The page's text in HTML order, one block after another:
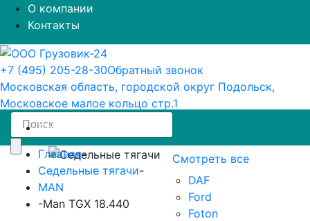
О компании
Контакты
+7 (495) 205-28-30Обратный звонок
Московская область, городской округ Подольск,
Московское малое кольцо стр.1
Седельные тягачи
Смотреть все
DAF
Ford
Foton
Главная-
Седельные тягачи-
MAN
-Man TGX 18.440